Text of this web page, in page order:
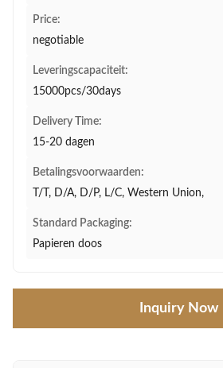
Price:
negotiable
Leveringscapaciteit:
15000pcs/30days
Delivery Time:
15-20 dagen
Betalingsvoorwaarden:
T/T, D/A, D/P, L/C, Western Union,
Standard Packaging:
Papieren doos
Inquiry Now